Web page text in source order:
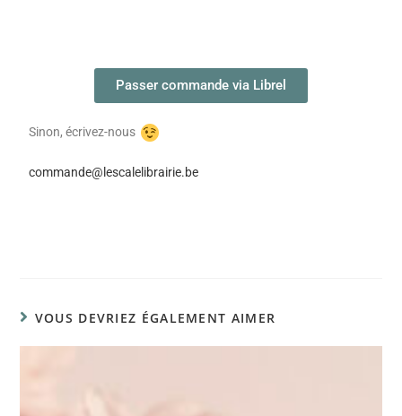
Passer commande via Librel
Sinon, écrivez-nous
commande@lescalelibrairie.be
VOUS DEVRIEZ ÉGALEMENT AIMER